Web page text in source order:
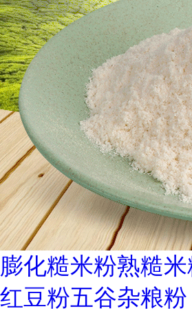
膨化糙米粉熟糙
红豆粉五谷杂粮